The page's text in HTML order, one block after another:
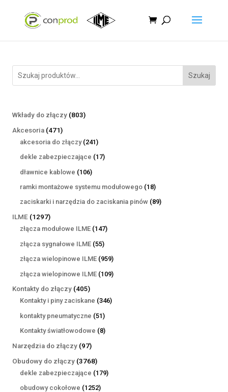
Szukaj
Wkłady do złączy 803803
Akcesoria 471471
produktów
akcesoria do złączy 241241
produktów
dekle zabezpieczające 1717
dławnice kablowe 106106
produktów
ramki montażowe systemu modułowego 1818
produktów
zaciskarki i narzędzia do zaciskania pinów 8989
ILME 12971297
produktów
złącza modułowe ILME 147147
złącza sygnałowe ILME 5555
produktów
złącza wielopinowe ILME 959959
produktów
złącza wielopinowe ILME 109109
Kontakty do złączy 405405
produktów
Kontakty i piny zaciskane 346346
kontakty pneumatyczne 5151
produktów
Kontakty światłowodowe 88
Narzędzia do złączy 9797
produktów
Obudowy do złączy 37683768
produktów
dekle zabezpieczające 179179
obudowy cokołowe 12521252